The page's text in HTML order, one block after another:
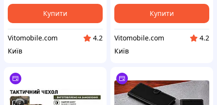
Купити
Vitomobile.com
4.2
Київ
Купити
Vitomobile.com
4.2
Київ